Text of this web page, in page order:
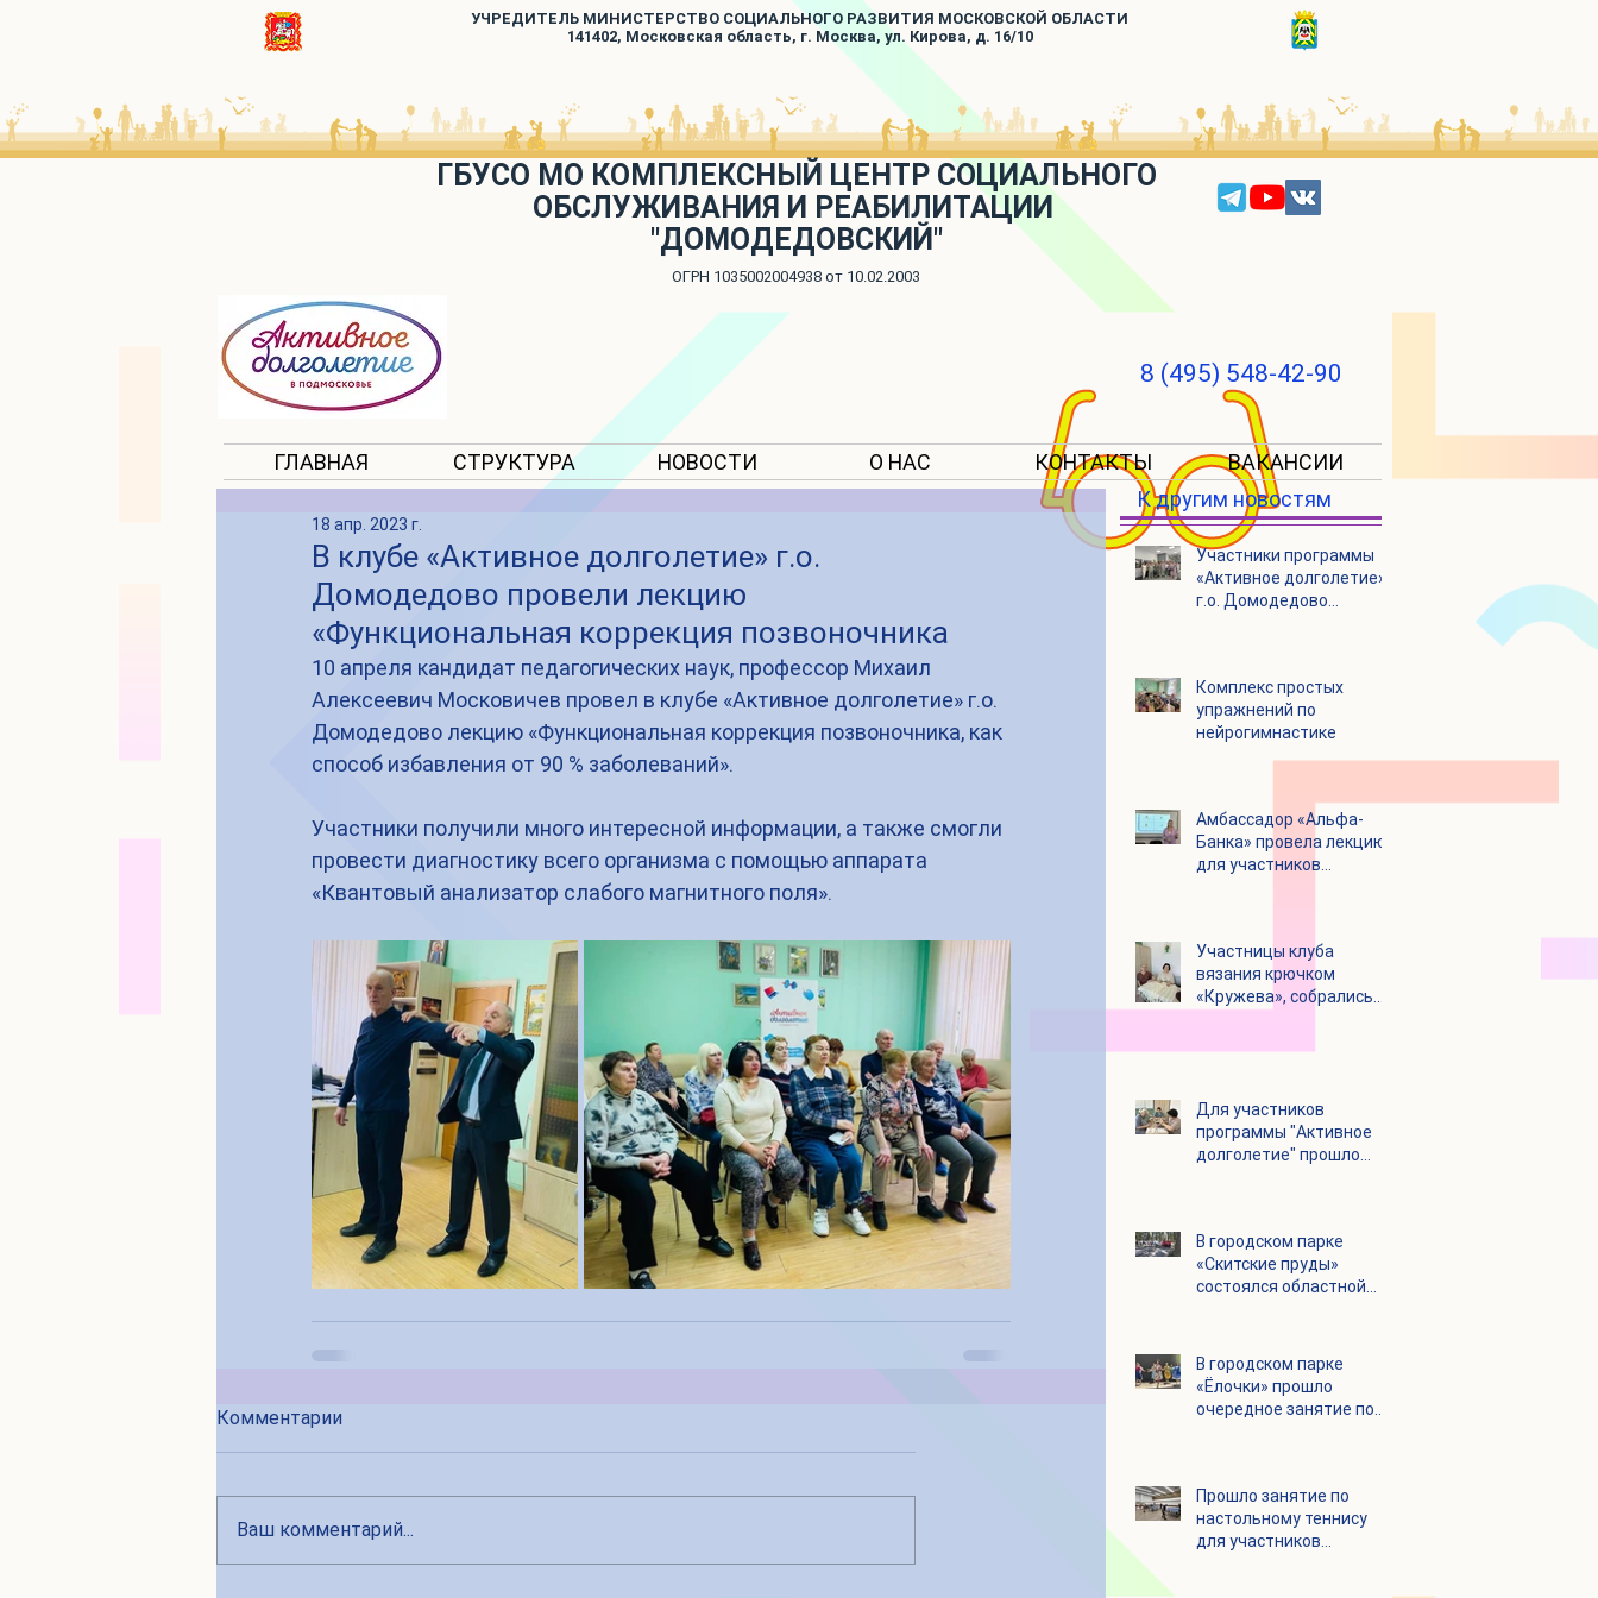
УЧРЕДИТЕЛЬ МИНИСТЕРСТВО СОЦИАЛЬНОГО РАЗВИТИЯ МОСКОВСКОЙ ОБЛАСТИ
141402, Московская область, г. Москва, ул. Кирова, д. 16/10
ГБУСО МО КОМПЛЕКСНЫЙ ЦЕНТР СОЦИАЛЬНОГО
ОБСЛУЖИВАНИЯ И РЕАБИЛИТАЦИИ
"ДОМОДЕДОВСКИЙ"
ОГРН 1035002004938 от 10.02.2003
8 (495) 548-42-90
ГЛАВНАЯ СТРУКТУРА НОВОСТИ О НАС КОНТАКТЫ ВАКАНСИИ
В клубе «Активное долголетие» г.о.
Домодедово провели лекцию
«Функциональная коррекция позвоночника
18 апр. 2023 г.
10 апреля кандидат педагогических наук, профессор Михаил
Алексеевич Московичев провел в клубе «Активное долголетие» г.о.
Домодедово лекцию «Функциональная коррекция позвоночника, как
способ избавления от 90 % заболеваний».
Участники получили много интересной информации, а также смогли
провести диагностику всего организма с помощью аппарата
«Квантовый анализатор слабого магнитного поля».
Комментарии
Ваш комментарий...
К другим новостям
Участники программы
«Активное долголетие»
г.о. Домодедово
Комплекс простых
упражнений по
нейрогимнастике
Амбассадор «Альфа-
Банка» провела лекцию
для участников
Участницы клуба
вязания крючком
«Кружева», собрались
Для участников
программы "Активное
долголетие" прошло
настольными играми
В городском парке
«Скитские пруды»
состоялся областной
В городском парке
«Ёлочки» прошло
очередное занятие по
Прошло занятие по
настольному теннису
для участников